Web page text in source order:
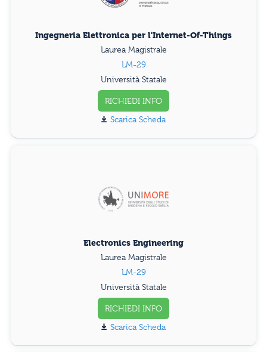
Ingegneria Elettronica per l'Internet-Of-Things
Laurea Magistrale
LM-29
Università Statale
RICHIEDI INFO
Scarica Scheda
Electronics Engineering
Laurea Magistrale
LM-29
Università Statale
RICHIEDI INFO
Scarica Scheda